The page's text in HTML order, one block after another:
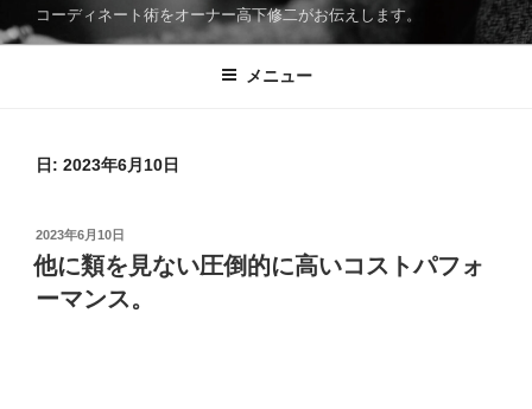
コーディネート術をオーナー高下修二がお伝えします。
メニュー
日: 2023年6月10日
投
稿
日:
2023年6月10日
他に類を見ない圧倒的に高いコストパフォ
ーマンス。